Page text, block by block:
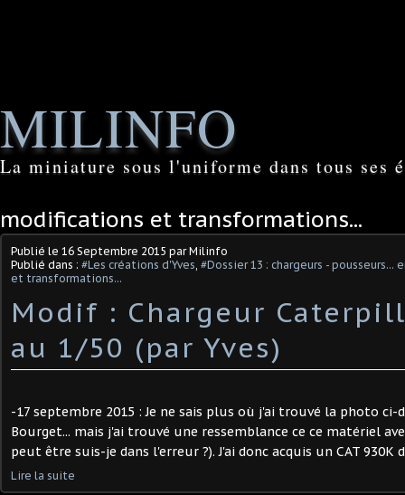
MILINFO
La miniature sous l'uniforme dans tous ses
modifications et transformations...
Publié le 16 Septembre 2015 par Milinfo
Publié dans : #Les créations d'Yves, #Dossier 13 : chargeurs - pousseurs...
et transformations...
Modif : Chargeur
au 1/50 (par Yves)
-17 septembre 2015 : Je ne sais plus où j'ai trouvé la photo ci-
Bourget... mais j'ai trouvé une ressemblance ce ce matériel
peut être suis-je dans l'erreur ?). J'ai donc acquis un CAT 930K
Lire la suite